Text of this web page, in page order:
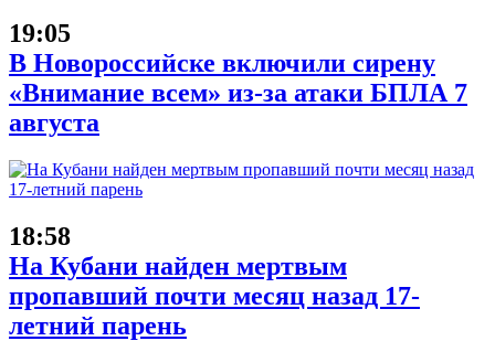
19:05
В Новороссийске включили сирену
«Внимание всем» из-за атаки БПЛА 7
августа
18:58
На Кубани найден мертвым
пропавший почти месяц назад 17-
летний парень